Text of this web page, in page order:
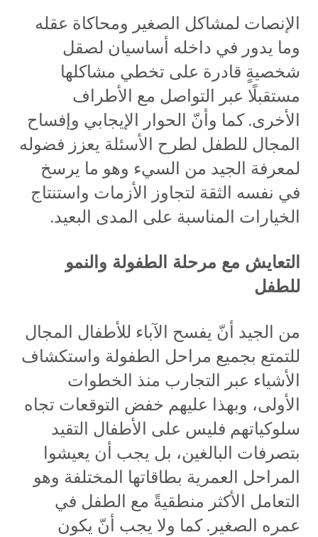
الإنصات لمشاكل الصغير ومحاكاة عقله
وما يدور في داخله أساسيان لصقل
شخصيةٍ قادرة على تخطي مشاكلها
مستقبلًا عبر التواصل مع الأطراف
الأخرى. كما وأنّ الحوار الإيجابي وإفساح
المجال للطفل لطرح الأسئلة يعزز فضوله
لمعرفة الجيد من السيء وهو ما يرسخ
في نفسه الثقة لتجاوز الأزمات واستنتاج
الخيارات المناسبة على المدى البعيد.
التعايش مع مرحلة الطفولة والنمو
للطفل
من الجيد أنّ يفسح الآباء للأطفال المجال
للتمتع بجميع مراحل الطفولة واستكشاف
الأشياء عبر التجارب منذ الخطوات
الأولى، وبهذا عليهم خفض التوقعات تجاه
سلوكياتهم فليس على الأطفال التقيد
بتصرفات البالغين، بل يجب أن يعيشوا
المراحل العمرية بطاقاتها المختلفة وهو
التعامل الأكثر منطقيةً مع الطفل في
عمره الصغير. كما ولا يجب أنّ يكون